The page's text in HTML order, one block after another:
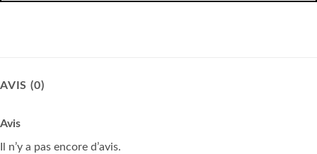
AVIS (0)
Avis
Il n’y a pas encore d’avis.